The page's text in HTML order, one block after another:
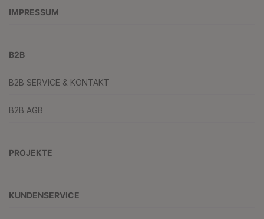
IMPRESSUM
B2B
B2B SERVICE & KONTAKT
B2B AGB
PROJEKTE
KUNDENSERVICE